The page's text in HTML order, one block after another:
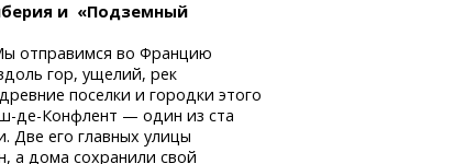
и «Подземный
отправимся во Францию
гор, ущелий, рек
поселки и городки этого
де-Конфлент — один из ста
Две его главных улицы
а дома сохранили свой